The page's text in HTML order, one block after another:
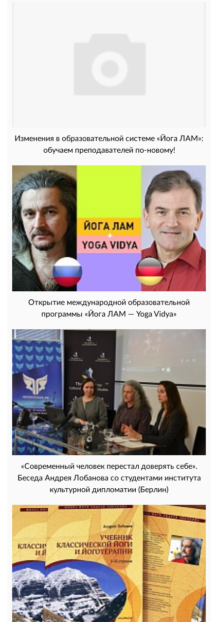
Изменения в образовательной системе «Йога ЛАМ»:
обучаем преподавателей по-новому!
Открытие международной образовательной
программы «Йога ЛАМ — Yoga Vidya»
«Современный человек перестал доверять себе».
Беседа Андрея Лобанова со студентами института
культурной дипломатии (Берлин)